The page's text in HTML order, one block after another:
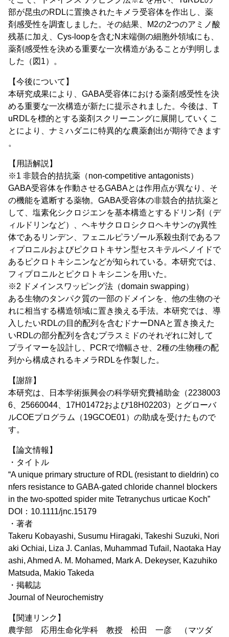
部が昆虫のRDLに置換されたキメラ受容体を作出し、薬
剤感受性を調査しました。その結果、M2の2つのアミノ酸
残基に加え、Cys-loopを含むN末端側の細胞外領域にも、
薬剤感受性を決める重要な一次構造があることが判明しま
した（図1）。
【今後について】
本研究成果により、GABA受容体における薬剤感受性を決
める重要な一次構造が新たに提示されました。今後は、T
uRDLを標的とする薬剤スクリーニングに展開していくこ
とにより、ナミハダニに特異的な農薬創出が期待できます
。
【用語解説】
※1 非競合的拮抗薬（non-competitive antagonists）
GABA受容体を作動させるGABAとは作用点が異なり、そ
の機能を遮断する薬物。GABA受容体の非競合的拮抗薬と
して、塩素化シクロジエンを基本構造とするドリン剤（デ
ィルドリンなど）、ヘキサクロロシクロヘキサンのγ異性
体であるリンデン、フェニルピラゾール系殺虫剤であるフ
ィプロニルおよびピクロトキサン型セスキテルペノイドで
あるピクロトキシニンなどが知られている。本研究では、
フィプロニルとピクロトキシニンを用いた。
※2 ドメインスワッピング法（domain swapping）
ある生物のタンパク質の一部のドメインを、他の生物のそ
れに相当する構造領域に置き換える手法。本研究では、導
入したいRDLの目的配列を含むドナーDNAと置き換えた
いRDLの部分配列を含むプラスミドのそれぞれに対して
プライマーを設計し、PCRで増幅させ、2種の生物種の配
列から構成されるキメラRDLを作製した。
【謝辞】
本研究は、日本学術振興会の科学研究費補助金（2238003
6、25660044、17H01472および18H02203）とグローバ
ルCOEプログラム（19GCOE01）の助成を受けたもので
す。
【論文情報】
・タイトル
“A unique primary structure of RDL (resistant to dieldrin) co
nfers resistance to GABA-gated chloride channel blockers
in the two-spotted spider mite Tetranychus urticae Koch”
DOI：10.1111/jnc.15179
・著者
Takeru Kobayashi, Susumu Hiragaki, Takeshi Suzuki, Nori
aki Ochiai, Liza J. Canlas, Muhammad Tufail, Naotaka Hay
ashi, Ahmed A. M. Mohamed, Mark A. Dekeyser, Kazuhiko
Matsuda, Makio Takeda
・掲載誌
Journal of Neurochemistry
【関連リンク】
農学部 応用生命化学科 教授 松田 一彦 （マツダ